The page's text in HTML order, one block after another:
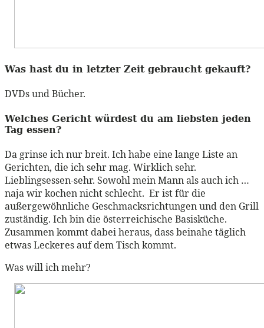
Was hast du in letzter Zeit gebraucht gekauft?
DVDs und Bücher.
Welches Gericht würdest du am liebsten jeden
Tag essen?
Da grinse ich nur breit. Ich habe eine lange Liste an
Gerichten, die ich sehr mag. Wirklich sehr.
Lieblingsessen-sehr. Sowohl mein Mann als auch ich …
naja wir kochen nicht schlecht. Er ist für die
außergewöhnliche Geschmacksrichtungen und den Grill
zuständig. Ich bin die österreichische Basisküche.
Zusammen kommt dabei heraus, dass beinahe täglich
etwas Leckeres auf dem Tisch kommt.
Was will ich mehr?